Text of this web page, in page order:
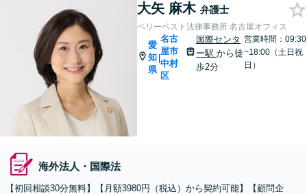
大矢 麻木 弁護士
ベリーベスト法律事務所 名古屋オフィス
愛
知
県
|
名古
屋市
中村
区
国際センタ
ー駅から徒
歩2分
営業時間：09:30
~18:00（土日祝
日）
海外法人・国際法
【初回相談30分無料】【月額3980円（税込）から契約可能】【顧問企